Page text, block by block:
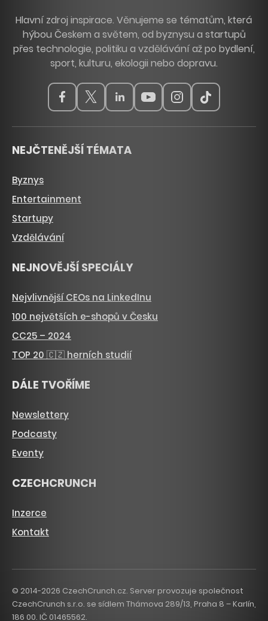
Hlavní zdroj inspirace. Věnujeme se tématům, která
hýbou Českem a světem, od byznysu a startupů
přes technologie, politiku a vzdělávání až po bydlení,
sport, kulturu, ekologii nebo dopravu.
NEJČTENĚJŠÍ TÉMATA
Byznys
Entertainment
Startupy
Vzdělávání
NEJNOVĚJŠÍ SPECIÁLY
Nejvlivnější CEOs na LinkedInu
100 největších e-shopů v Česku
CC25 – 2024
TOP 20 🇨🇿 herních studií
DÁLE TVOŘÍME
Newslettery
Podcasty
Eventy
CZECHCRUNCH
Inzerce
Kontakt
© 2014-2026 CzechCrunch.cz. Server provozuje společnost
CzechCrunch s.r.o. se sídlem Thámova 289/13, Praha 8 – Karlín,
186 00. IČ 01465562.